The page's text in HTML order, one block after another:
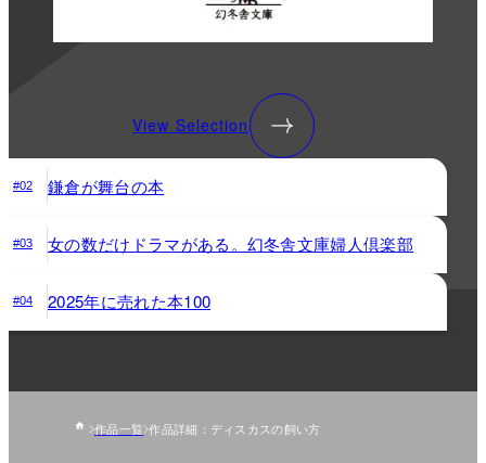
View Selection
#02 鎌倉が舞台の本
#03 女の数だけドラマがある。幻冬舎文庫婦人倶楽部
#04 2025年に売れた本100
作品一覧 作品詳細：ディスカスの飼い方